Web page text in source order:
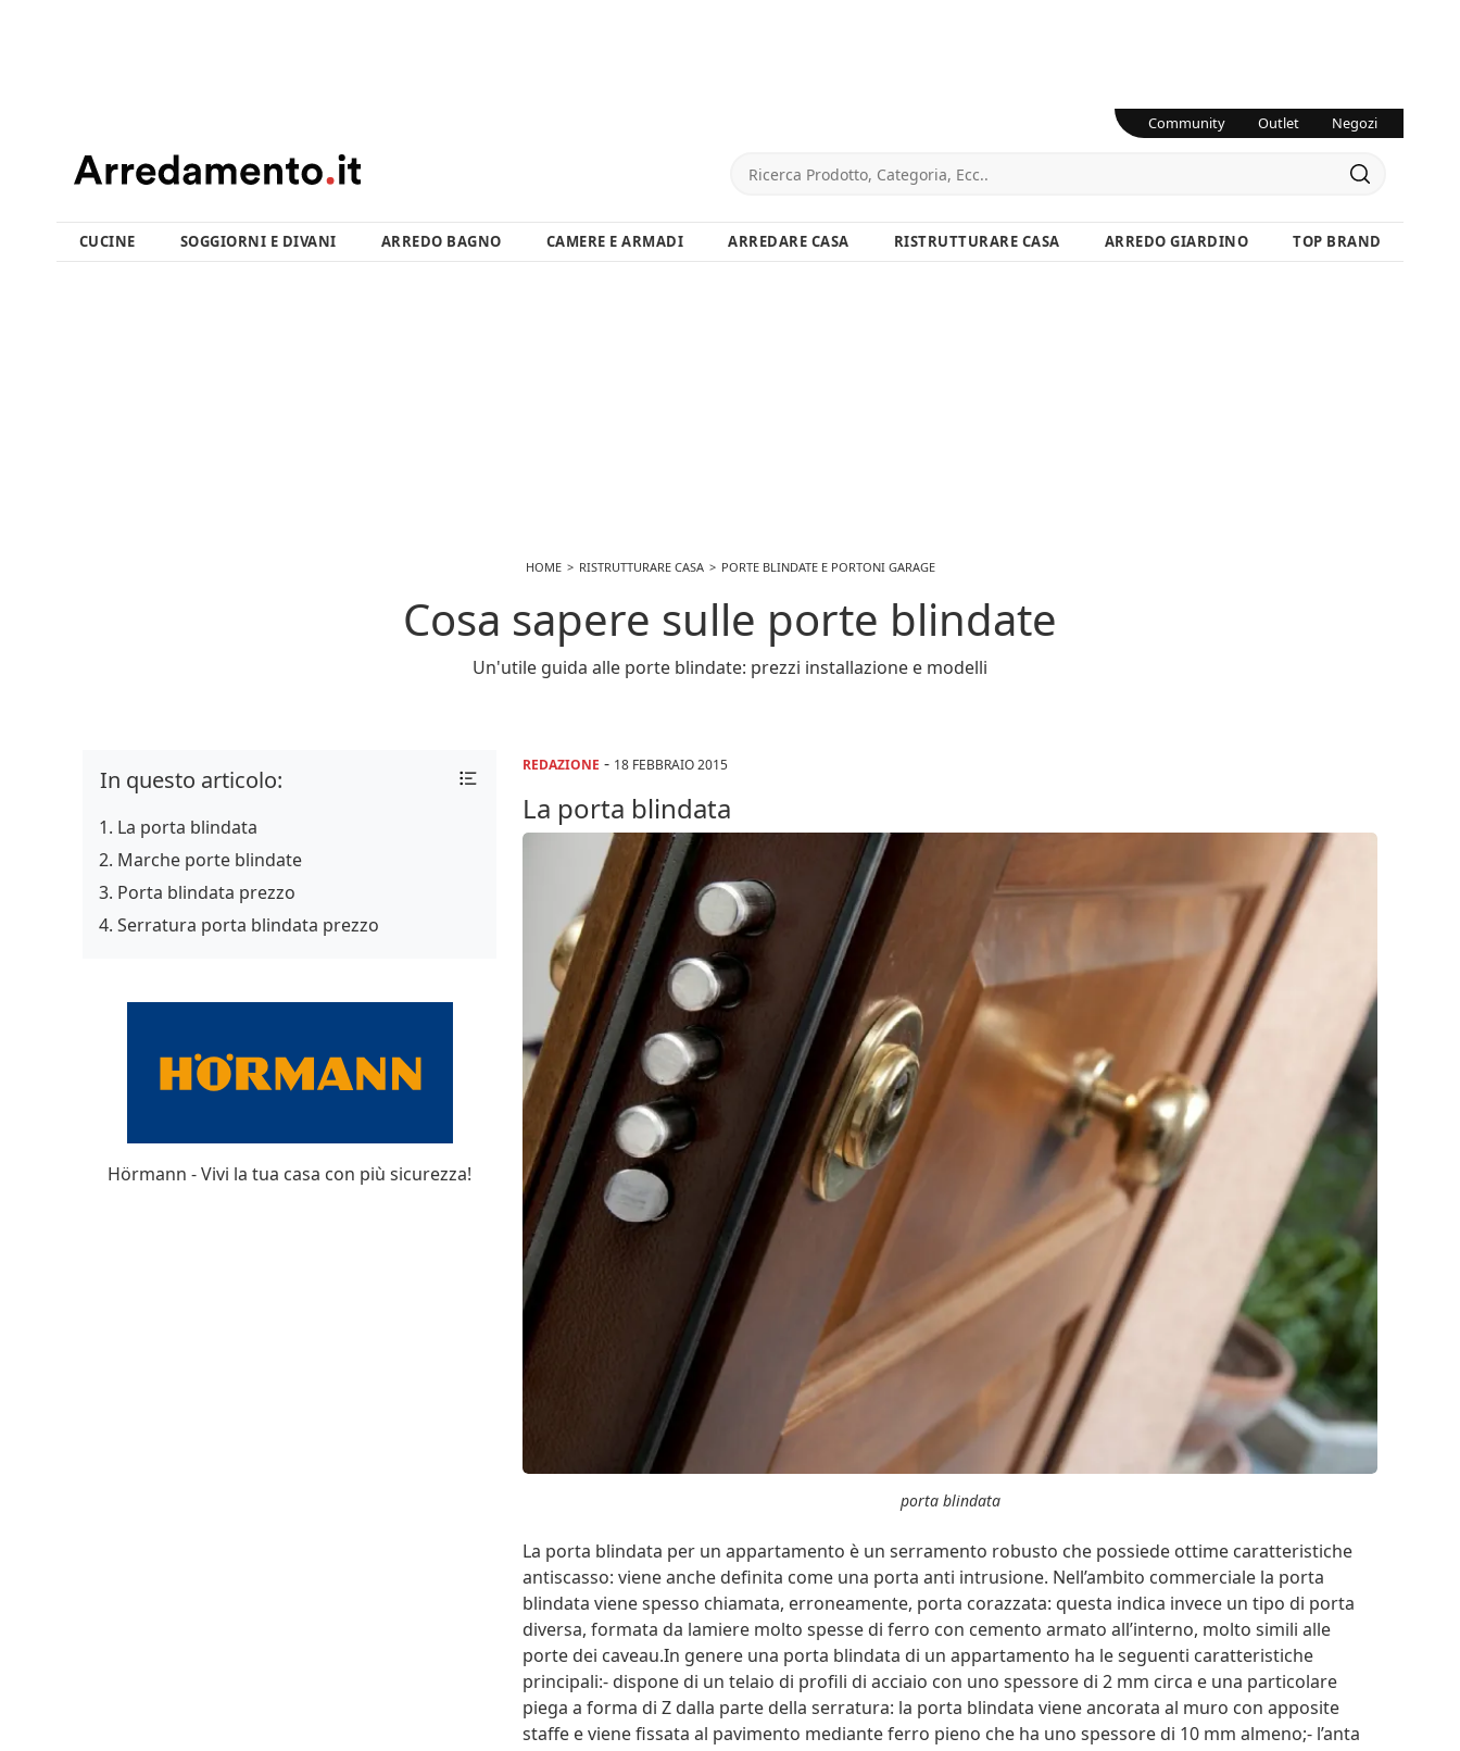
Community Outlet Negozi
CUCINE SOGGIORNI E DIVANI ARREDO BAGNO CAMERE E ARMADI ARREDARE CASA RISTRUTTURARE CASA ARREDO GIARDINO TOP BRAND
HOME RISTRUTTURARE CASA PORTE BLINDATE E PORTONI GARAGE
Cosa sapere sulle porte blindate
Un'utile guida alle porte blindate: prezzi installazione e modelli
REDAZIONE - 18 FEBBRAIO 2015
La porta blindata
porta blindata
La porta blindata per un appartamento è un serramento robusto che possiede ottime caratteristiche
antiscasso: viene anche definita come una porta anti intrusione. Nell’ambito commerciale la porta
blindata viene spesso chiamata, erroneamente, porta corazzata: questa indica invece un tipo di porta
diversa, formata da lamiere molto spesse di ferro con cemento armato all’interno, molto simili alle
porte dei caveau.In genere una porta blindata di un appartamento ha le seguenti caratteristiche
principali:- dispone di un telaio di profili di acciaio con uno spessore di 2 mm circa e una particolare
piega a forma di Z dalla parte della serratura: la porta blindata viene ancorata al muro con apposite
staffe e viene fissata al pavimento mediante ferro pieno che ha uno spessore di 10 mm almeno;- l’anta
In questo articolo:
La porta blindata
Marche porte blindate
Porta blindata prezzo
Serratura porta blindata prezzo
Hörmann - Vivi la tua casa con più sicurezza!